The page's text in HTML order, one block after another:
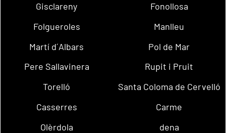
Gisclareny
Fonollosa
Folgueroles
Manlleu
Martí d´Albars
Pol de Mar
Pere Sallavinera
Rupit i Pruit
Torelló
Santa Coloma de Cervelló
Casserres
Carme
Olèrdola
dena